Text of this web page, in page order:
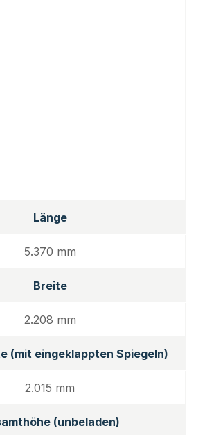
Länge
5.370 mm
Breite
2.208 mm
(mit eingeklappten Spiegeln)
2.015 mm
(unbeladen)